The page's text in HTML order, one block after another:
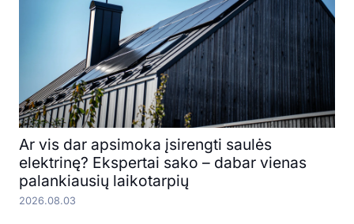
Ar vis dar apsimoka įsirengti saulės
elektrinę? Ekspertai sako – dabar vienas
palankiausių laikotarpių
2026.08.03